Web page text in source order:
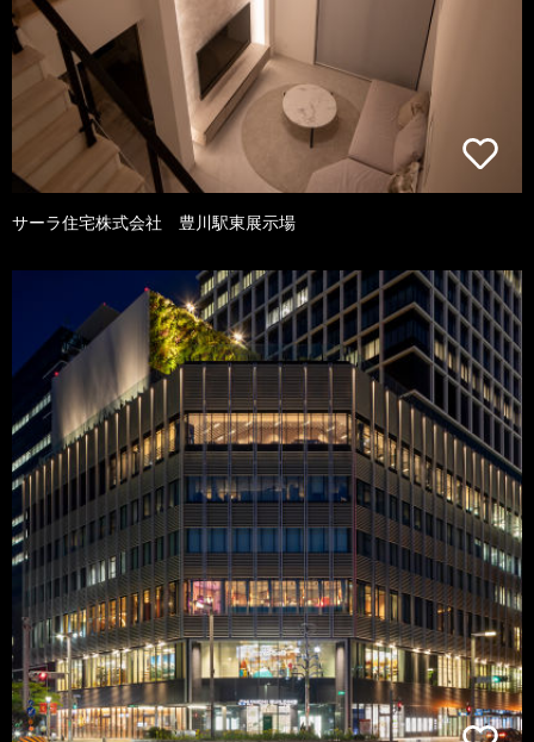
サーラ住宅株式会社 豊川駅東展示場